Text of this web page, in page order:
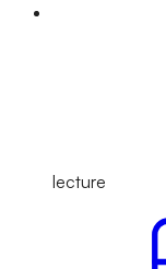
lecture